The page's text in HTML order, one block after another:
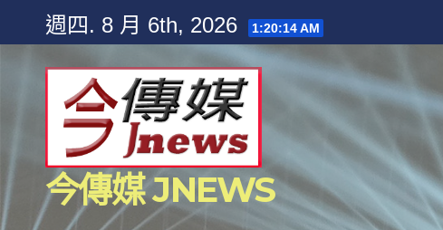
content
週四. 8 月 6th, 2026 1:20:15 AM
今傳媒 JNEWS